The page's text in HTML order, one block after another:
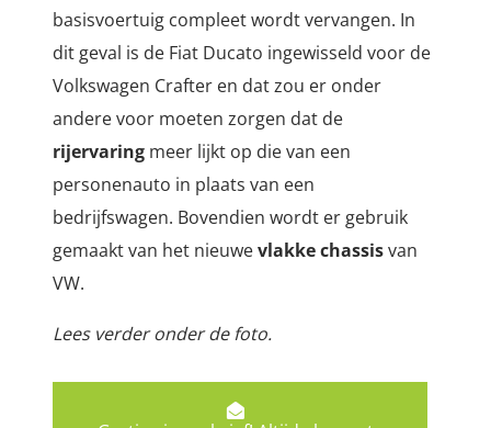
basisvoertuig compleet wordt vervangen. In
dit geval is de Fiat Ducato ingewisseld voor de
Volkswagen Crafter en dat zou er onder
andere voor moeten zorgen dat de
rijervaring meer lijkt op die van een
personenauto in plaats van een
bedrijfswagen. Bovendien wordt er gebruik
gemaakt van het nieuwevlakke chassisvan
VW.
Lees verder onder de foto.